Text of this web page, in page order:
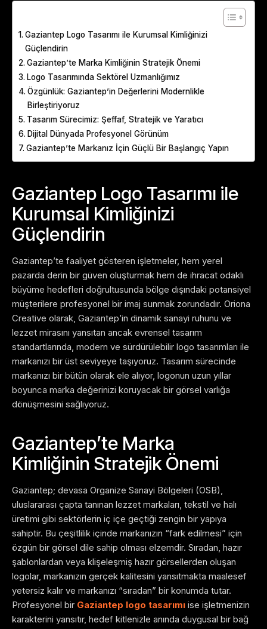
Gaziantep Logo Tasarımı ile Kurumsal Kimliğinizi
Güçlendirin
Gaziantep’te Marka Kimliğinin Stratejik Önemi
Logo Tasarımında Sektörel Uzmanlığımız
Özgünlük: Gaziantep’in Değerlerini Modernlikle
Birleştiriyoruz
Tasarım Sürecimiz: Şeffaf, Stratejik ve Yaratıcı
Dijital Dünyada Profesyonel Görünüm
Gaziantep’te Markanız İçin Güçlü Bir Başlangıç Yapın
Gaziantep Logo Tasarımı ile
Kurumsal Kimliğinizi
Güçlendirin
Gaziantep’te faaliyet gösteren işletmeler, hem yerel
pazarda derin bir güven oluşturmak hem de ihracat odaklı
büyüme hedefleri doğrultusunda bölge dışındaki potansiyel
müşterilere profesyonel bir imaj sunmak zorundadır. Oriona
Creative olarak, Gaziantep’in dinamik sanayi ruhunu ve
lezzet mirasını yansıtan ancak evrensel tasarım
standartlarında, modern ve sürdürülebilir logo tasarımları ile
markanızı bir üst seviyeye taşıyoruz. Tasarım sürecinde
markanızı bir bütün olarak ele alıyor, logonun uzun yıllar
boyunca marka değerinizi koruyacak bir görsel varlığa
dönüşmesini sağlıyoruz.
Gaziantep’te Marka
Kimliğinin Stratejik Önemi
Gaziantep; devasa Organize Sanayi Bölgeleri (OSB),
uluslararası çapta tanınan lezzet markaları, tekstil ve halı
üretimi gibi sektörlerin iç içe geçtiği zengin bir yapıya
sahiptir. Bu çeşitlilik içinde markanızın “fark edilmesi” için
özgün bir görsel dile sahip olması elzemdir. Sıradan, hazır
şablonlardan veya klişeleşmiş hazır görsellerden oluşan
logolar, markanızın gerçek kalitesini yansıtmakta maalesef
yetersiz kalır ve markanızı “sıradan” bir konumda tutar.
Profesyonel bir Gaziantep logo tasarımı ise işletmenizin
karakterini yansıtır, hedef kitlenizle anında duygusal bir bağ